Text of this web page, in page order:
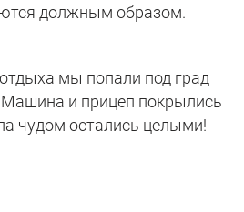
должным образом.
мы попали под град
и прицеп покрылись
чудом остались целыми!